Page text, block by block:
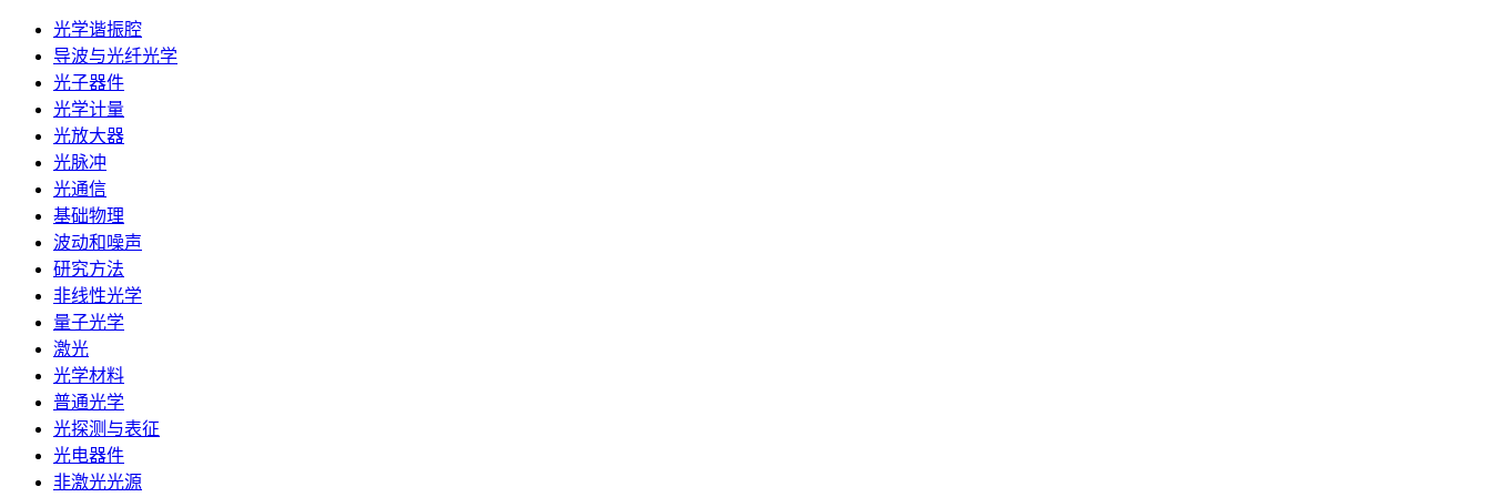
光学谐振腔
导波与光纤光学
光子器件
光学计量
光放大器
光脉冲
光通信
基础物理
波动和噪声
研究方法
非线性光学
量子光学
激光
光学材料
普通光学
光探测与表征
光电器件
非激光光源